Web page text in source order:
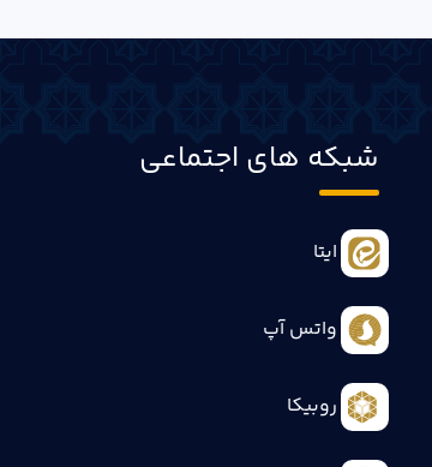
شبکه های اجتماعی
ایتا
واتس آپ
روبیکا